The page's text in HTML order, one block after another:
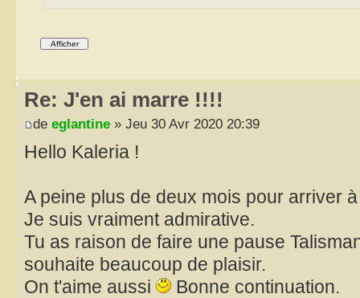
Re: J'en ai marre !!!!
de eglantine » Jeu 30 Avr 2020 20:39
Hello Kaleria !
A peine plus de deux mois pour arriver
Je suis vraiment admirative.
Tu as raison de faire une pause
souhaite beaucoup de plaisir.
On t'aime aussi
Bonne continuation.